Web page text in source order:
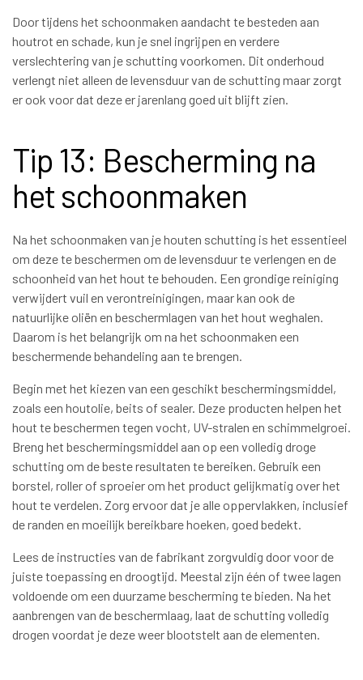
Door tijdens het schoonmaken aandacht te besteden aan
houtrot en schade, kun je snel ingrijpen en verdere
verslechtering van je schutting voorkomen. Dit onderhoud
verlengt niet alleen de levensduur van de schutting maar zorgt
er ook voor dat deze er jarenlang goed uit blijft zien.
Tip 13: Bescherming na
het schoonmaken
Na het schoonmaken van je houten schutting is het essentieel
om deze te beschermen om de levensduur te verlengen en de
schoonheid van het hout te behouden. Een grondige reiniging
verwijdert vuil en verontreinigingen, maar kan ook de
natuurlijke oliën en beschermlagen van het hout weghalen.
Daarom is het belangrijk om na het schoonmaken een
beschermende behandeling aan te brengen.
Begin met het kiezen van een geschikt beschermingsmiddel,
zoals een houtolie, beits of sealer. Deze producten helpen het
hout te beschermen tegen vocht, UV-stralen en schimmelgroei.
Breng het beschermingsmiddel aan op een volledig droge
schutting om de beste resultaten te bereiken. Gebruik een
borstel, roller of sproeier om het product gelijkmatig over het
hout te verdelen. Zorg ervoor dat je alle oppervlakken, inclusief
de randen en moeilijk bereikbare hoeken, goed bedekt.
Lees de instructies van de fabrikant zorgvuldig door voor de
juiste toepassing en droogtijd. Meestal zijn één of twee lagen
voldoende om een duurzame bescherming te bieden. Na het
aanbrengen van de beschermlaag, laat de schutting volledig
drogen voordat je deze weer blootstelt aan de elementen.